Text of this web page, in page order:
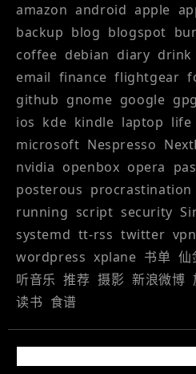
amazon android apple
backup blog blogspot
coffee debian diary drink
email finance flightgear
github gnome google gpg
ios kde kindle laptop life
microsoft Nespresso
nvidia openbox opera
posterous procrastination
running script security
systemd tt-rss twitter vpn
wordpress xplane 书单 仙
听音乐 推荐 摄影 新浪微博
读书 食谱